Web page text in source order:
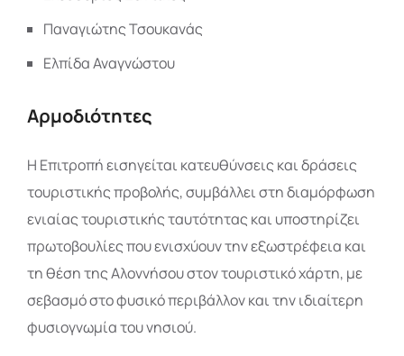
Παναγιώτης Τσουκανάς
Ελπίδα Αναγνώστου
Αρμοδιότητες
Η Επιτροπή εισηγείται κατευθύνσεις και δράσεις
τουριστικής προβολής, συμβάλλει στη διαμόρφωση
ενιαίας τουριστικής ταυτότητας και υποστηρίζει
πρωτοβουλίες που ενισχύουν την εξωστρέφεια και
τη θέση της Αλοννήσου στον τουριστικό χάρτη, με
σεβασμό στο φυσικό περιβάλλον και την ιδιαίτερη
φυσιογνωμία του νησιού.